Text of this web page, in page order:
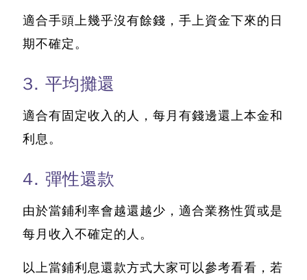
適合手頭上幾乎沒有餘錢，手上資金下來的日
期不確定。
3. 平均攤還
適合有固定收入的人，每月有錢邊還上本金和
利息。
4. 彈性還款
由於當鋪利率會越還越少，適合業務性質或是
每月收入不確定的人。
以上當鋪利息還款方式大家可以參考看看，若